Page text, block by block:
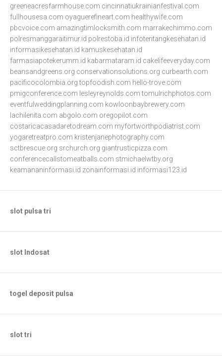
greeneacresfarmhouse.com cincinnatiukrainianfestival.com
fullhousesa.com oyaguerefineart.com healthywife.com
pbcvoice.com amazingtimlocksmith.com marrakechimmo.com
polresmanggaraitimur.id polrestoba.id infotentangkesehatan.id
informasikesehatan.id kamuskesehatan.id
farmasiapotekerumm.id kabarmataram.id cakelifeeveryday.com
beansandgreens.org conservationsolutions.org curbearth.com
pacificocolombia.org topfoodish.com hello-trove.com
pmigconference.com lesleyreynolds.com tomulrichphotos.com
eventfulweddingplanning.com kowloonbaybrewery.com
lachilenita.com abgolo.com oregopilot.com
costaricacasadaretodream.com myfortworthpodiatrist.com
yogaretreatpro.com kristenjanephotography.com
sctbrescue.org srchurch.org giantrusticpizza.com
conferencecallstomeatballs.com stmichaelwtby.org
keamananinformasi.id zonainformasi.id informasi123.id
slot pulsa tri
slot Indosat
togel deposit pulsa
slot tri